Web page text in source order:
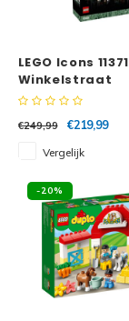
LEGO Icons 11371
Winkelstraat
€249,99
€219,99
Vergelijk
-20%